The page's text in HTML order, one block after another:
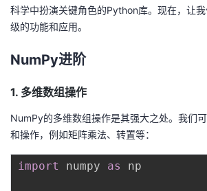
科学中扮演关键角色的Python库。现在，让
级的功能和应用。
NumPy进阶
1. 多维数组操作
NumPy的多维数组操作是其强大之处。我们
和操作，例如矩阵乘法、转置等：
import numpy as np